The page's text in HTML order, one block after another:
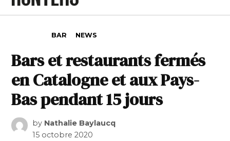
BAR NEWS
Bars et restaurants fermés
en Catalogne et aux Pays-
Bas pendant 15 jours
by Nathalie Baylaucq
15 octobre 2020